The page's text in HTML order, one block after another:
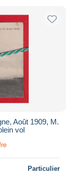
Août 1909, M.
vol
Particulier